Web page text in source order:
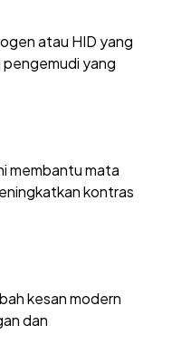
atau HID yang
pengemudi yang
membantu mata
kontras
kesan modern
dan